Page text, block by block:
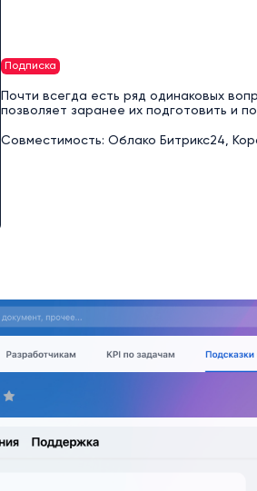
Подписка
Почти всегда есть ряд одинаковых
позволяет заранее их подготовить и
Совместимость: Облако Битрикс24,